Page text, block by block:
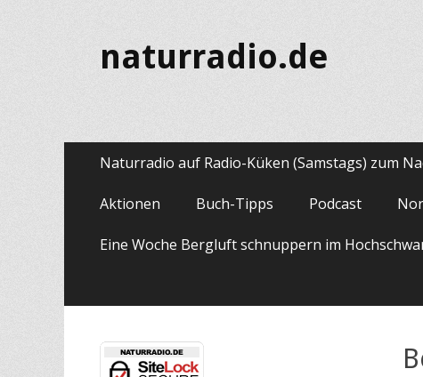
naturradio.de
Primäres
Inhalt
springen
Naturradio auf Radio-Küken (Samstags) zum
Aktionen Buch-Tipps Podcast
Eine Woche Bergluft schnuppern im